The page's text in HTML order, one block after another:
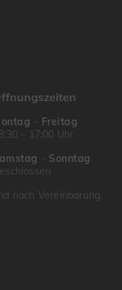
Freitag
– 17:00 Uhr
Sonntag
nach Vereinbarung.